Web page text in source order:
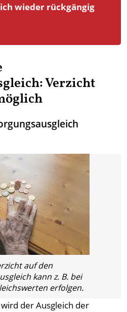
wieder rückgängig
Verzicht
auf den
kann z. B. bei
erfolgen.
der Ausgleich der